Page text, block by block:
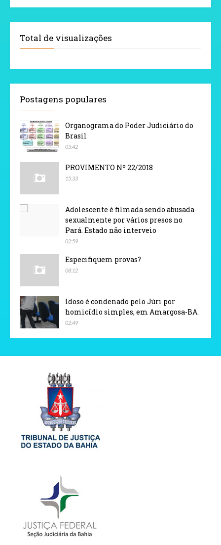
Total de visualizações
Postagens populares
Organograma do Poder Judiciário do
Brasil
05:42
PROVIMENTO Nº 22/2018
15:33
Adolescente é filmada sendo abusada
sexualmente por vários presos no
Pará. Estado não interveio
02:59
Especifiquem provas?
08:12
Idoso é condenado pelo Júri por
homicídio simples, em Amargosa-BA.
02:49